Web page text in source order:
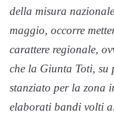
della misura
maggio, occorre
carattere regionale,
che la Giunta Toti, su
stanziato per la zona
elaborati bandi volti